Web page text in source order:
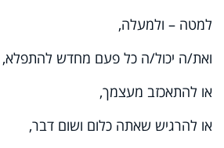
למטה – ולמעלה,
ואת/ה יכול/ה כל פעם מחדש להתפלא,
או להתאכזב מעצמך,
או להרגיש שאתה כלום ושום דבר,